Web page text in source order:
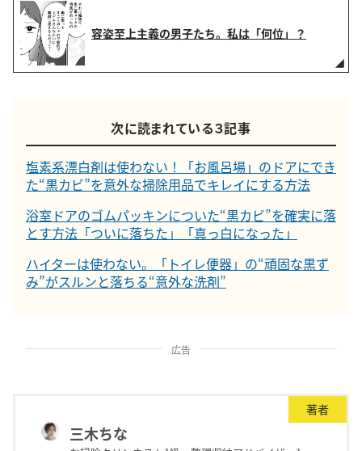
容姿至上主義の男子たち。私は「何位」？
次に読まれている３記事
塩素系漂白剤は使わない！「お風呂場」のドアにでき
た“黒カビ”を意外な掃除用品でキレイにする方法
浴室ドアのゴムパッキンについた“黒カビ”を確実に落
とす方法「ついに落ちた」「真っ白になった」
ハイターは使わない。「トイレ便器」の“頑固な黒ず
み”がスルンと落ちる“意外な洗剤”
広告
著者
三木ちな